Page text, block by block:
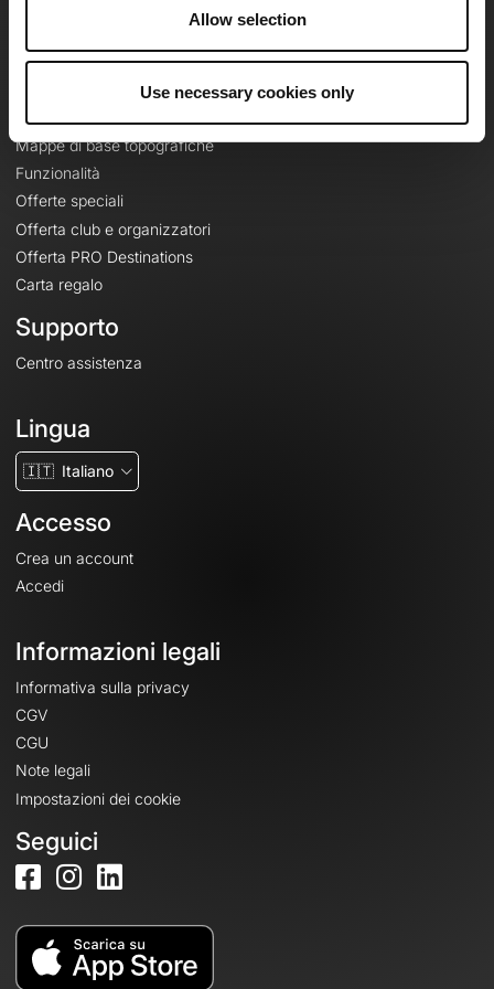
Allow selection
Use necessary cookies only
Le Mag'
Mappe di base topografiche
Funzionalità
Offerte speciali
Offerta club e organizzatori
Offerta PRO Destinations
Carta regalo
Supporto
Centro assistenza
Lingua
🇮🇹 Italiano
Accesso
Crea un account
Accedi
Informazioni legali
Informativa sulla privacy
CGV
CGU
Note legali
Impostazioni dei cookie
Seguici